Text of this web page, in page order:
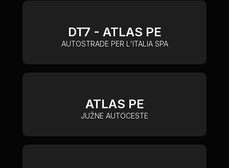
DT7 - ATLAS PE
AUTOSTRADE PER L'ITALIA SPA
ATLAS PE
JUŽNE AUTOCESTE